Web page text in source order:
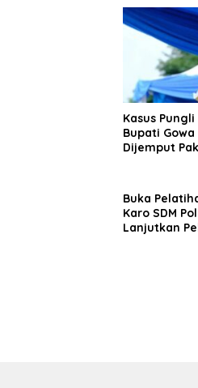
Kasus
Bupati
Dijemput
Buka
Karo SDM
Lanjutkan